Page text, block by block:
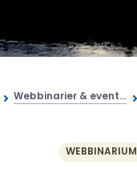
Webbinarier & event...
WEBBINARIUM